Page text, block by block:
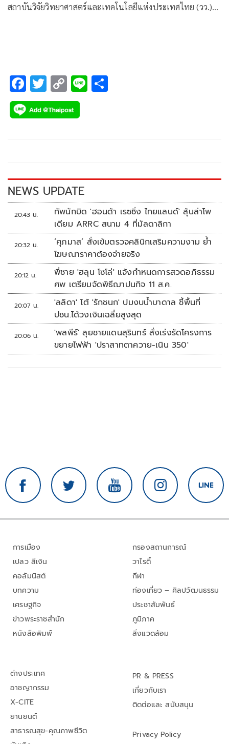
สถาบันวิจัยวิทยาศาสตร์และเทคโนโลยีแห่งประเทศไทย (วว.)
F
ac
e
k
T
wi
tt
C
o
p
k
Li
NEWS UPDATE
20:43 น.
ทัพนักบิด 'ฮอนด้า เรซซิ่ง ไทยแลนด์' ลุ้นล่าโพ
เดียม ARRC สนาม 4 ที่มัลดาลิกา
20:32 น.
‘ศุภมาส’ สั่งเข้มตรวจคลินิกเสริมความงาม ย้ำ
โฆษณาราคาต้องจ่ายจริง
20:12 น.
พี่ชาย 'ฮลุน โซโล่' แจ้งกำหนดการสวดอภิธรรม
ศพ เตรียมจัดพิธีฌาปนกิจ 11 ส.ค.
20:07 น.
'ลลิดา' โต้ 'รักชนก' ปมงบน้ำบาดาล ชี้พื้นที่
ปชน.ได้วงเงินเฉลี่ยสูงสุด
20:06 น.
'พลพีร์' ลุยชายแดนสุรินทร์ สั่งเร่งรัดโครงการ
ขยายไฟฟ้า 'ปราสาทตาควาย-เนิน 350'
การเมือง
เปลว สีเงิน
คอลัมนิสต์
บทความ
เศรษฐกิจ
ข่าวพระราชสำนัก
หนังสือพิมพ์
กรองสถานการณ์
วาไรตี้
กีฬา
ท่องเที่ยว – ศิลปวัฒนธรรม
ประชาสัมพันธ์
ภูมิภาค
สิ่งแวดล้อม
ต่างประเทศ
อาชญากรรม
X-CITE
ยานยนต์
สาธารณสุข-คุณภาพชีวิต
PR & PRESS
เกี่ยวกับเรา
ติดต่อและ สนับสนุน
Privacy Policy